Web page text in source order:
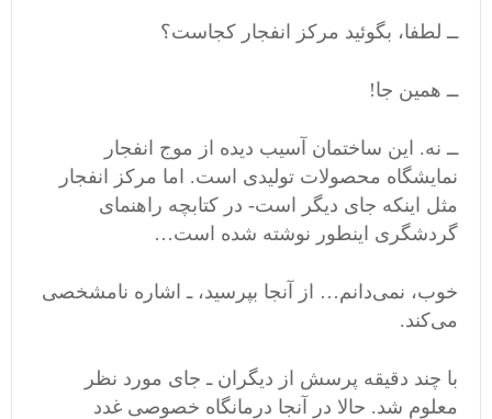
ــ لطفا، بگوئید مرکز انفجار کجاست؟
ــ همین جا!
ــ نه. این ساختمان آسیب دیده از موج انفجار
نمایشگاه محصولات تولیدی است. اما مرکز انفجار
مثل اینکه جای دیگر است- در کتابچه راهنمای
گردشگری اینطور نوشته شده است…
خوب، نمی‌دانم… از آنجا بپرسید، ـ اشاره نامشخصی
می‌کند.
با چند دقیقه پرسش از دیگران ـ جای مورد نظر
معلوم شد. حالا در آنجا درمانگاه خصوصی غدد